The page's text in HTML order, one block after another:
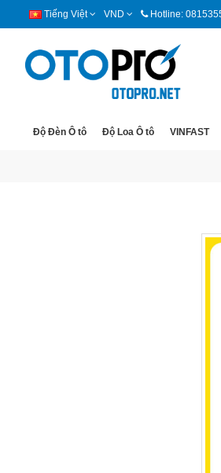
Tiếng Việt VND Hotline:
Độ Đèn Ô tô Độ Loa Ô tô VINFAST